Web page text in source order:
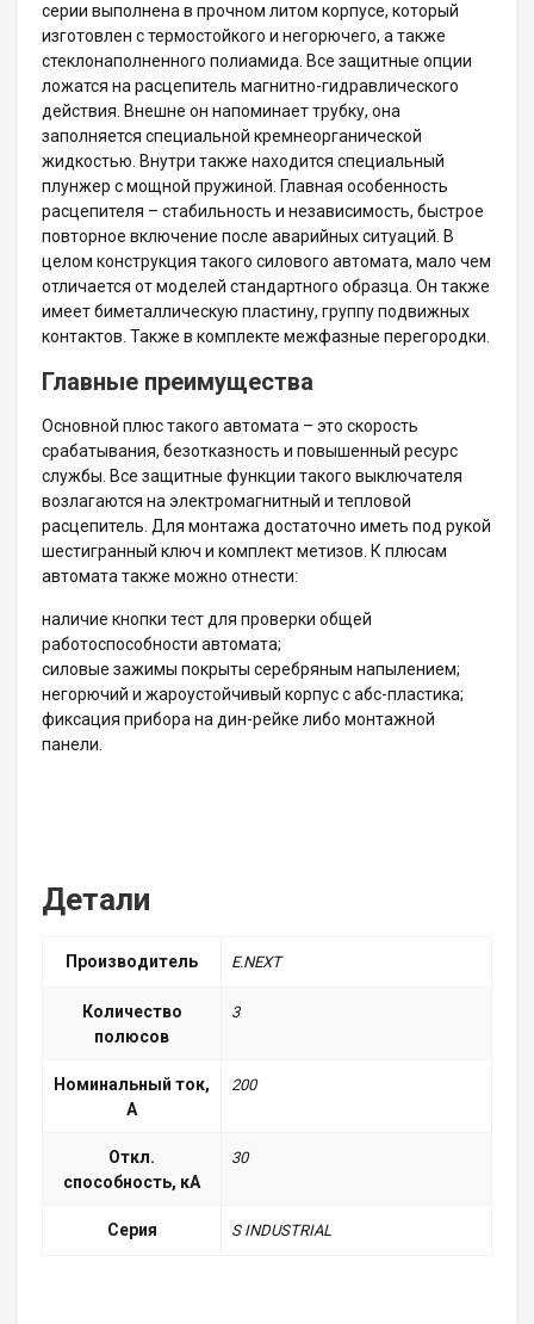
серии выполнена в прочном литом корпусе, который
изготовлен с термостойкого и негорючего, а также
стеклонаполненного полиамида. Все защитные опции
ложатся на расцепитель магнитно-гидравлического
действия. Внешне он напоминает трубку, она
заполняется специальной кремнеорганической
жидкостью. Внутри также находится специальный
плунжер с мощной пружиной. Главная особенность
расцепителя – стабильность и независимость, быстрое
повторное включение после аварийных ситуаций. В
целом конструкция такого силового автомата, мало чем
отличается от моделей стандартного образца. Он также
имеет биметаллическую пластину, группу подвижных
контактов. Также в комплекте межфазные перегородки.
Главные преимущества
Основной плюс такого автомата – это скорость
срабатывания, безотказность и повышенный ресурс
службы. Все защитные функции такого выключателя
возлагаются на электромагнитный и тепловой
расцепитель. Для монтажа достаточно иметь под рукой
шестигранный ключ и комплект метизов. К плюсам
автомата также можно отнести:
наличие кнопки тест для проверки общей
работоспособности автомата;
силовые зажимы покрыты серебряным напылением;
негорючий и жароустойчивый корпус с абс-пластика;
фиксация прибора на дин-рейке либо монтажной
панели.
Детали
Производитель E.NEXT
Количество
полюсов
3
Номинальный ток,
А
200
Откл.
способность, кА
30
Серия S INDUSTRIAL